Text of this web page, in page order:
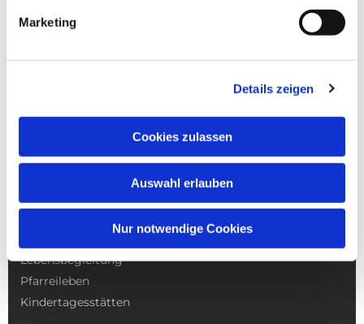
Marketing
Details zeigen
Cookies zulassen
Auswahl erlauben
Nur notwendige Cookies
Lebensbegleitung
Pfarreileben
Kindertagesstätten